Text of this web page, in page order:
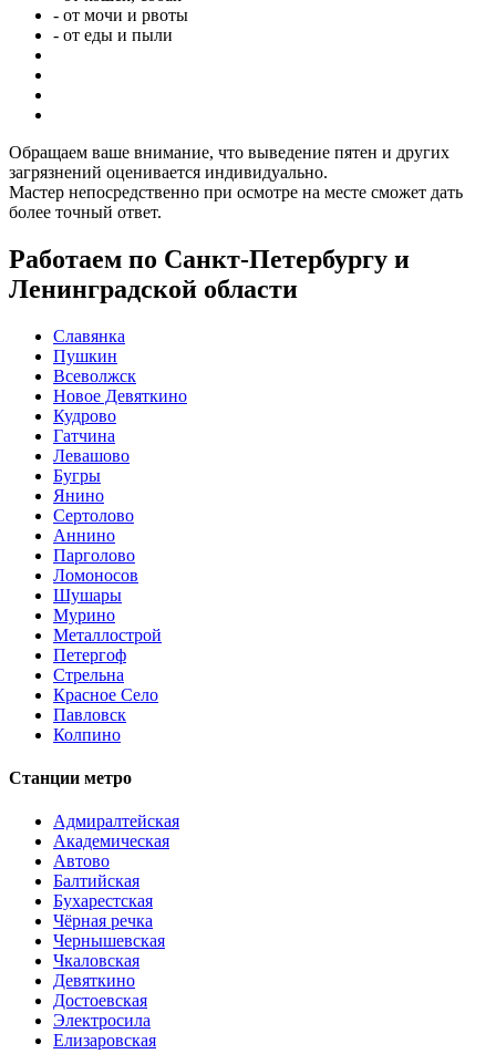
- от мочи и рвоты
- от еды и пыли
Обращаем ваше внимание, что выведение пятен и других
загрязнений оценивается индивидуально.
Мастер непосредственно при осмотре на месте сможет дать
более точный ответ.
Работаем по Санкт-Петербургу и
Ленинградской области
Славянка
Пушкин
Всеволжск
Новое Девяткино
Кудрово
Гатчина
Левашово
Бугры
Янино
Сертолово
Аннино
Парголово
Ломоносов
Шушары
Мурино
Металлострой
Петергоф
Стрельна
Красное Село
Павловск
Колпино
Станции метро
Адмиралтейская
Академическая
Автово
Балтийская
Бухарестская
Чёрная речка
Чернышевская
Чкаловская
Девяткино
Достоевская
Электросила
Елизаровская